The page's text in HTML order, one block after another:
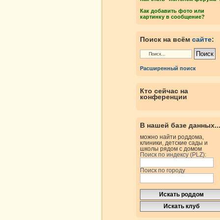
Как добавить фото или
картинку в сообщение?
Поиск на всём сайте:
Расширенный поиск
Кто сейчас на
конференции
В нашей базе данных...
можно найти роддома,
клиники, детские сады и
школы рядом с домом
Поиск по индексу (PLZ):
Поиск по городу